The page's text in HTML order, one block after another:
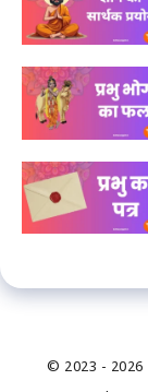
© 2023 - 2026